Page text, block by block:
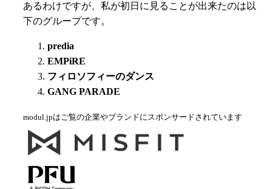
あるわけですが、私が初日に見ることが出来たのは以
下のグループです。
predia
EMPiRE
フィロソフィーのダンス
GANG PARADE
modul.jpはご覧の企業やブランドにスポンサードされています